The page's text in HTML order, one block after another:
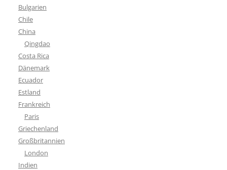
Bulgarien
Chile
China
Qingdao
Costa Rica
Dänemark
Ecuador
Estland
Frankreich
Paris
Griechenland
Großbritannien
London
Indien